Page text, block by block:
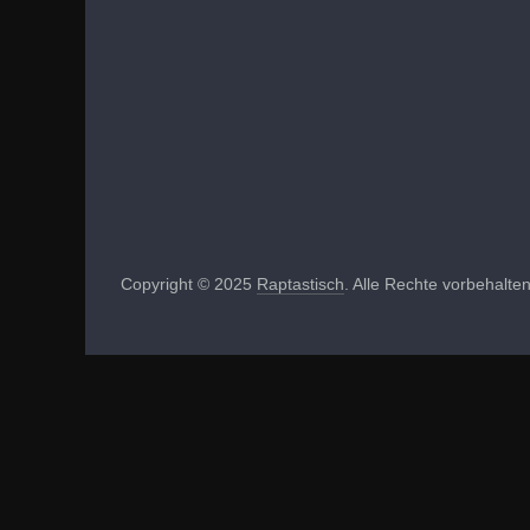
Copyright © 2025 Raptastisch . Alle Rechte